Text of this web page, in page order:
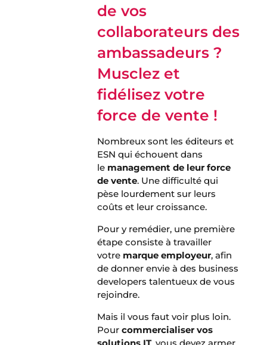
de vos
collaborateurs des
ambassadeurs ?
Musclez et
fidélisez votre
force de vente !
Nombreux sont les éditeurs et
ESN qui échouent dans
le management de leur force
de vente. Une difficulté qui
pèse lourdement sur leurs
coûts et leur croissance.
Pour y remédier, une première
étape consiste à travailler
votre marque employeur, afin
de donner envie à des business
developers talentueux de vous
rejoindre.
Mais il vous faut voir plus loin.
Pourcommercialiser vos
solutions IT, vous devez armer